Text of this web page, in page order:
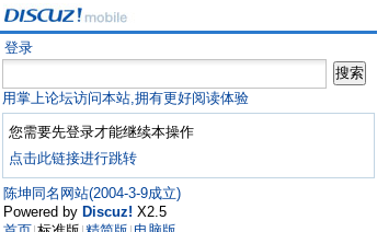
登录
用掌上论坛访问本站,拥有更好阅读体验
您需要先登录才能继续本操作
点击此链接进行跳转
陈坤同名网站(2004-3-9成立)
Powered by Discuz! X2.5